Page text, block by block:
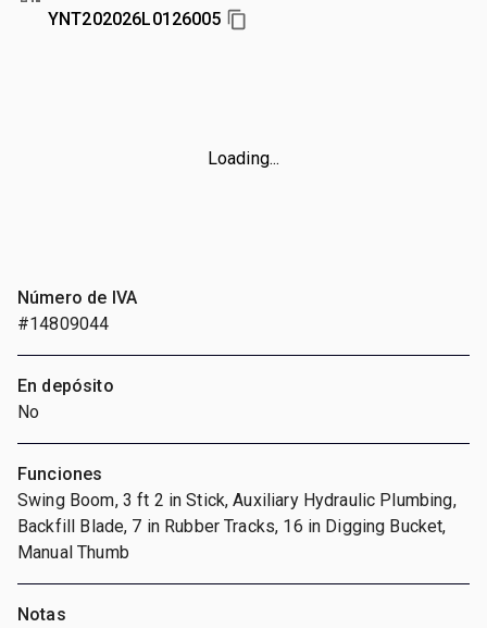
YNT202026L0126005
Loading...
Número de IVA
#14809044
En depósito
No
Funciones
Swing Boom, 3 ft 2 in Stick, Auxiliary Hydraulic Plumbing,
Backfill Blade, 7 in Rubber Tracks, 16 in Digging Bucket,
Manual Thumb
Notas